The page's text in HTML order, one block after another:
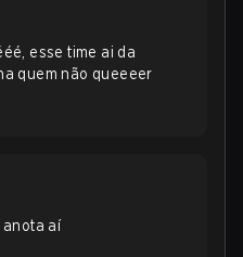
esse time ai da
quem não queeeer
anota aí